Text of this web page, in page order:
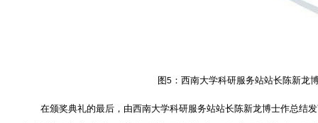
图5 ：西南大学科研服务站站长陈新龙
在颁奖典礼的最后，由西南大学科研服务站站长陈新龙博士作总结